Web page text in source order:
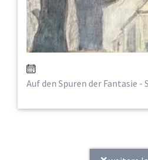
Auf den Spuren der Fantasie -